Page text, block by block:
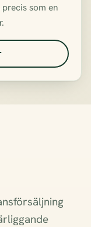
som en